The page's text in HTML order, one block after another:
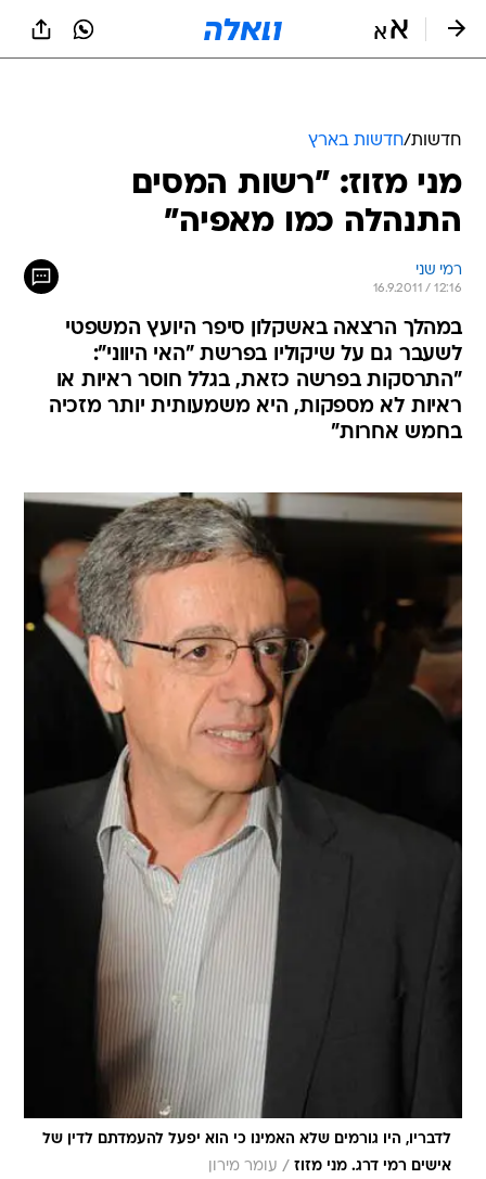
חדשות/חדשות בארץ
מני מזוז: "רשות המסים
התנהלה כמו מאפיה"
רמי שני
16.9.2011 / 12:16
במהלך הרצאה באשקלון סיפר היועץ המשפטי
לשעבר גם על שיקוליו בפרשת "האי היווני":
"התרסקות בפרשה כזאת, בגלל חוסר ראיות או
ראיות לא מספקות, היא משמעותית יותר מזכיה
בחמש אחרות"
לדבריו, היו גורמים שלא האמינו כי הוא יפעל להעמדתם לדין של
אישים רמי דרג. מני מזוז / עומר מירון